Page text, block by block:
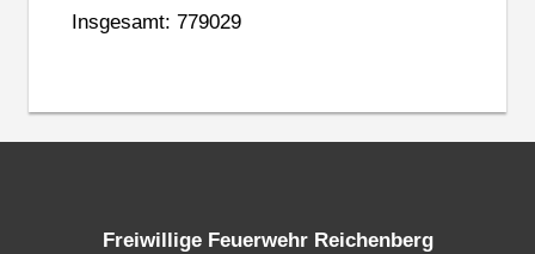
Insgesamt: 779029
Freiwillige Feuerwehr Reichenberg